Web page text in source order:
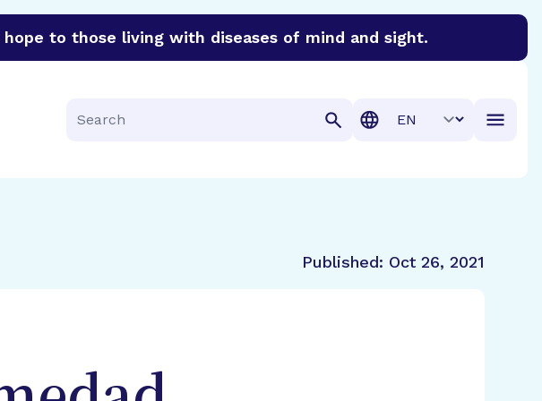
to those living with diseases of mind and sight.
Search
Translation
Published: Oct 26, 2021